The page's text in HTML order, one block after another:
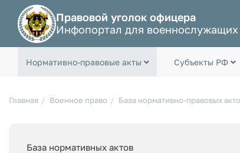
Правовой уголок офицера
Инфопортал для военнослужащих
Нормативно-правовые акты Субъекты РФ
Главная Военное право База нормативно-правовых
База нормативных актов